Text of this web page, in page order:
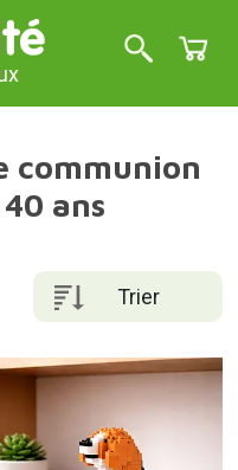
communion
ans
Trier